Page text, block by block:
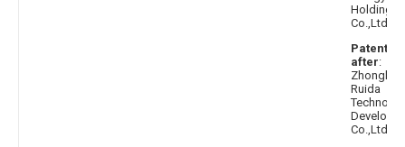
Holding
Co.,Ltd.
Patentee
after:
Ruida
Co.,Ltd.